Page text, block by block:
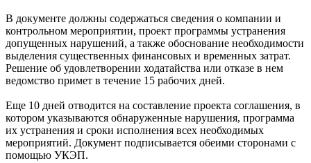
В документе должны содержаться сведения о компании и
контрольном мероприятии, проект программы устранения
допущенных нарушений, а также обоснование необходимости
выделения существенных финансовых и временных затрат.
Решение об удовлетворении ходатайства или отказе в нем
ведомство примет в течение 15 рабочих дней.
Еще 10 дней отводится на составление проекта соглашения, в
котором указываются обнаруженные нарушения, программа
их устранения и сроки исполнения всех необходимых
мероприятий. Документ подписывается обеими сторонами с
помощью УКЭП.